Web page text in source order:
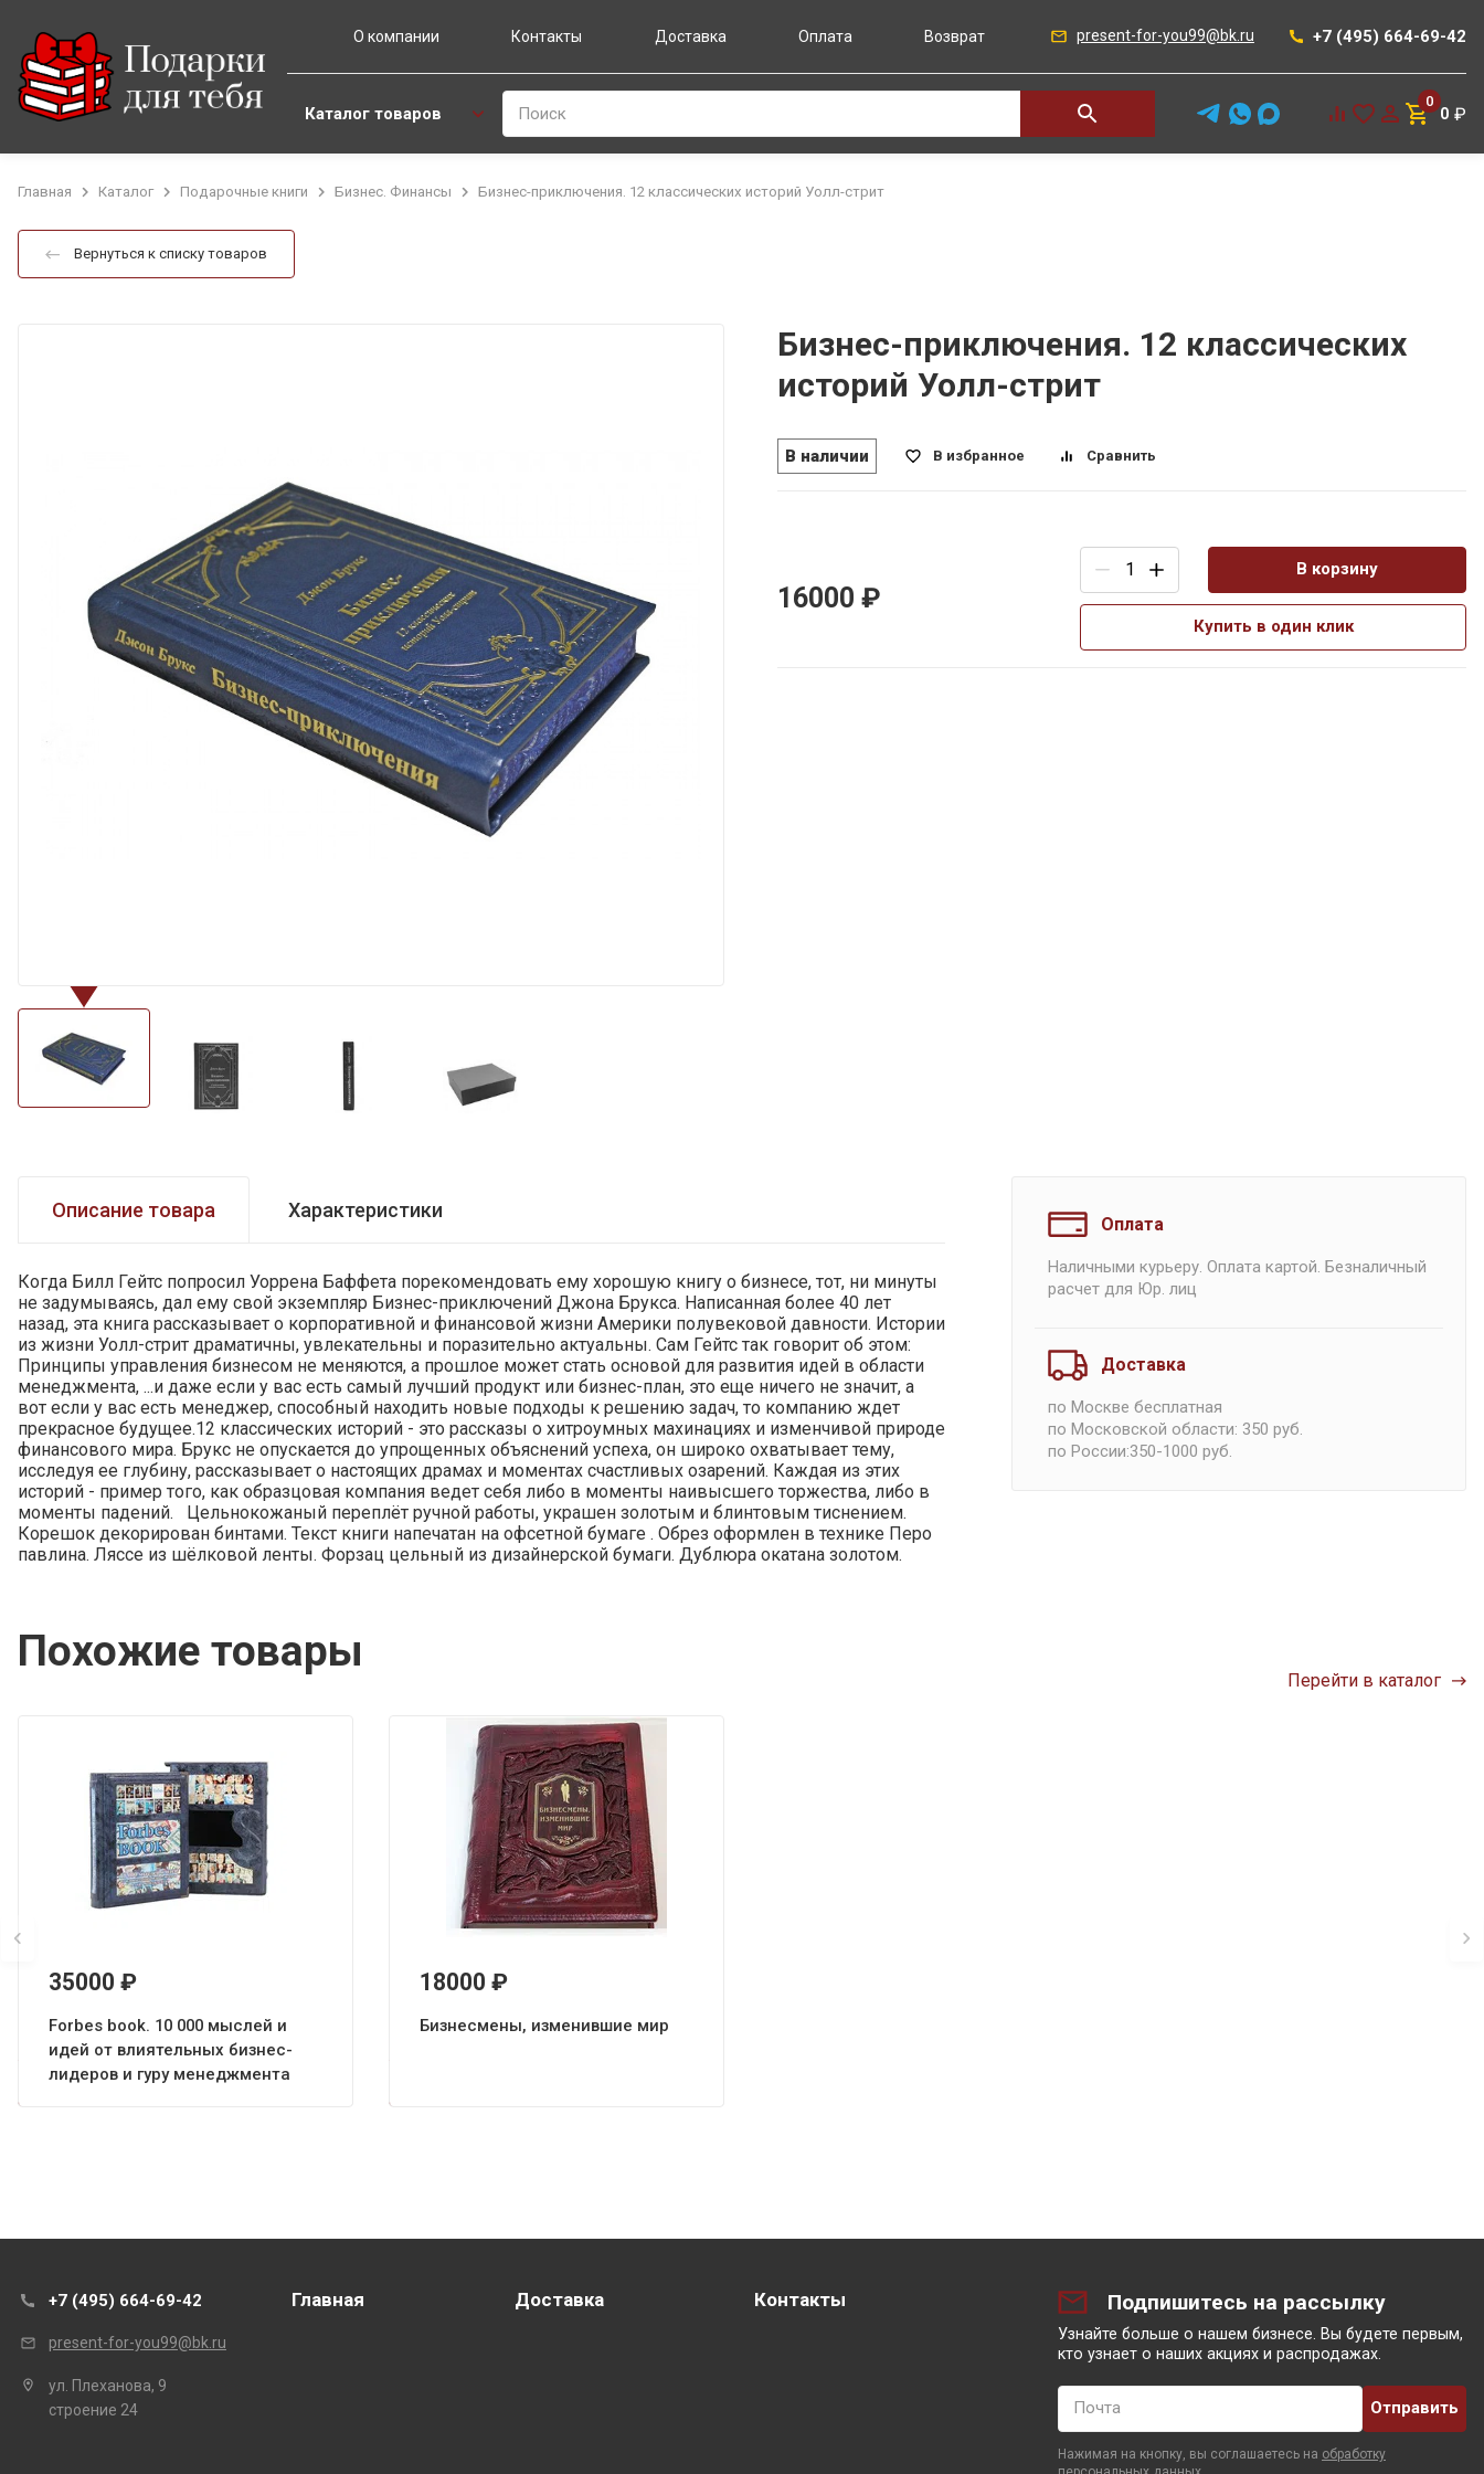
О компании Контакты Доставка Оплата Возврат present-for-you99@bk.ru +7 (495) 664-69-42
Каталог товаров Поиск
0
0 ₽
Главная Каталог Подарочные книги Бизнес. Финансы Бизнес-приключения. 12 классических историй Уолл-стрит
Вернуться к списку товаров
Бизнес-приключения. 12 классических
историй Уолл-стрит
В наличии В избранное Сравнить
16000 ₽
В корзину
Купить в один клик
Описание товара Характеристики
Когда Билл Гейтс попросил Уоррена Баффета порекомендовать ему хорошую книгу о бизнесе, тот, ни минуты
не задумываясь, дал ему свой экземпляр Бизнес-приключений Джона Брукса. Написанная более 40 лет
назад, эта книга рассказывает о корпоративной и финансовой жизни Америки полувековой давности. Истории
из жизни Уолл-стрит драматичны, увлекательны и поразительно актуальны. Сам Гейтс так говорит об этом:
Принципы управления бизнесом не меняются, а прошлое может стать основой для развития идей в области
менеджмента, ...и даже если у вас есть самый лучший продукт или бизнес-план, это еще ничего не значит, а
вот если у вас есть менеджер, способный находить новые подходы к решению задач, то компанию ждет
прекрасное будущее.12 классических историй - это рассказы о хитроумных махинациях и изменчивой природе
финансового мира. Брукс не опускается до упрощенных объяснений успеха, он широко охватывает тему,
исследуя ее глубину, рассказывает о настоящих драмах и моментах счастливых озарений. Каждая из этих
историй - пример того, как образцовая компания ведет себя либо в моменты наивысшего торжества, либо в
моменты падений. Цельнокожаный переплёт ручной работы, украшен золотым и блинтовым тиснением.
Корешок декорирован бинтами. Текст книги напечатан на офсетной бумаге . Обрез оформлен в технике Перо
павлина. Ляссе из шёлковой ленты. Форзац цельный из дизайнерской бумаги. Дублюра окатана золотом.
Оплата
Наличными курьеру. Оплата картой. Безналичный
расчет для Юр. лиц
Доставка
по Москве бесплатная
по Московской области: 350 руб.
по России:350-1000 руб.
Похожие товары
Перейти в каталог
35000 ₽
Forbes book. 10 000 мыслей и
идей от влиятельных бизнес-
лидеров и гуру менеджмента
18000 ₽
Бизнесмены, изменившие мир
+7 (495) 664-69-42
present-for-you99@bk.ru
ул. Плеханова, 9
строение 24
Главная Доставка Контакты Подпишитесь на рассылку
Узнайте больше о нашем бизнесе. Вы будете первым,
кто узнает о наших акциях и распродажах.
Почта
Нажимая на кнопку, вы соглашаетесь на обработку